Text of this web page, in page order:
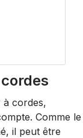
cordes,
Comme le
il peut être